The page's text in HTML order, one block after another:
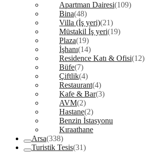
Apartman Dairesi(109)
Bina(48)
Villa (İş yeri)(21)
Müstakil İş yeri(19)
Plaza(19)
İşhanı(14)
Residence Katı & Ofisi(12)
Büfe(7)
Çiftlik(4)
Restaurant(4)
Kafe & Bar(3)
AVM(2)
Hastane(2)
Benzin İstasyonu
Kıraathane
Arsa(338)
Turistik Tesis(31)